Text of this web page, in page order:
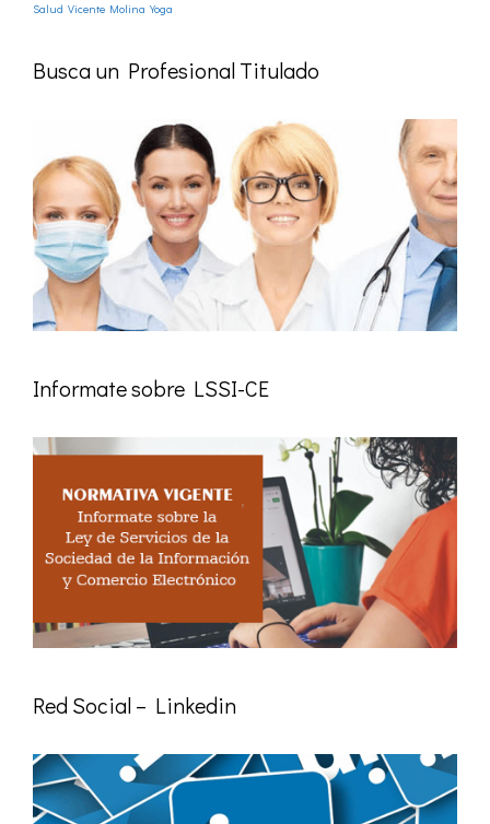
Salud Vicente Molina Yoga
Busca un Profesional Titulado
Informate sobre LSSI-CE
Red Social – Linkedin